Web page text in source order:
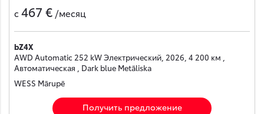
с 467 € /месяц
bZ4X
AWD Automatic 252 kW Электрический, 2026, 4 200 км ,
Автоматическая , Dark blue Metāliska
WESS Mārupē
Получить предложение